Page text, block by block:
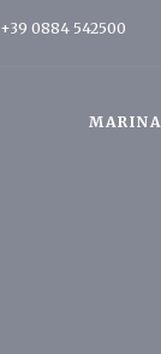
+39 0884 542500
MARINA